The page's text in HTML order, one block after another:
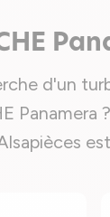
d'un
Panamera